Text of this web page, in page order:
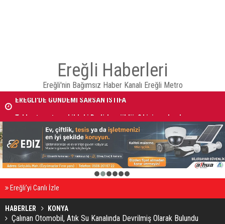
Ereğli Haberleri
Ereğli'nin Bağımsız Haber Kanalı Ereğli Metro
EREĞLİ'DE GÜNDEMİ SARSAN İSTİFA
2 3 4 5 6
Ereğli’yi Canlı İzle
HABERLER KONYA
Çalınan Otomobil, Atık Su Kanalında Devrilmiş Olarak Bulundu